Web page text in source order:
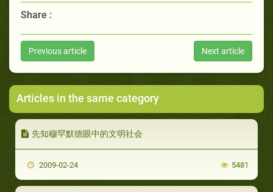
Share :
Previous article Next article
Articles in the same category
先知穆罕默德眼中的文明社会
2009-02-24 5481